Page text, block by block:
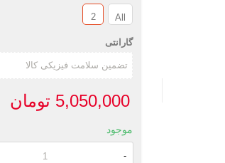
All
2
گارانتی
5,050,000 تومان
موجود
-